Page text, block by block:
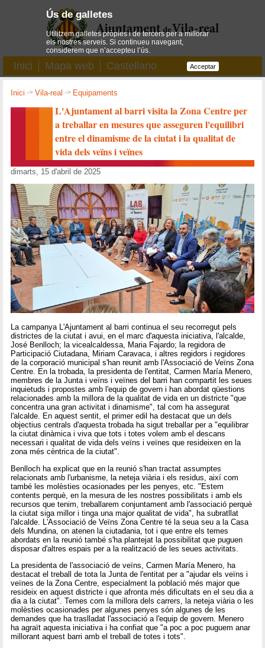
Inici Mapa web Castellano
Inici ->Vila-real -> Equipaments
L'Ajuntament al barri visita la Zona Centre per
a treballar en mesures que asseguren l'equilibri
entre el dinamisme de la ciutat i la qualitat de
vida dels veïns i veïnes
dimarts, 15 d'abril de 2025
La campanya L'Ajuntament al barri continua el seu recorregut pels
districtes de la ciutat i avui, en el marc d'aquesta iniciativa, l'alcalde,
José Benlloch; la vicealcaldessa, Maria Fajardo; la regidora de
Participació Ciutadana, Miriam Caravaca, i altres regidors i regidores
de la corporació municipal s'han reunit amb l'Associació de Veïns Zona
Centre. En la trobada, la presidenta de l'entitat, Carmen María Menero,
membres de la Junta i veïns i veïnes del barri han compartit les seues
inquietuds i propostes amb l'equip de govern i han abordat qüestions
relacionades amb la millora de la qualitat de vida en un districte "que
concentra una gran activitat i dinamisme", tal com ha assegurat
l'alcalde. En aquest sentit, el primer edil ha destacat que un dels
objectius centrals d'aquesta trobada ha sigut treballar per a "equilibrar
la ciutat dinàmica i viva que tots i totes volem amb el descans
necessari i qualitat de vida dels veïns i veïnes que resideixen en la
zona més cèntrica de la ciutat".
Benlloch ha explicat que en la reunió s'han tractat assumptes
relacionats amb l'urbanisme, la neteja viària i els residus, així com
també les molèsties ocasionades per les penyes, etc. "Estem
contents perquè, en la mesura de les nostres possibilitats i amb els
recursos que tenim, treballarem conjuntament amb l'associació perquè
la ciutat siga millor i tinga una major qualitat de vida", ha subratllat
l'alcalde. L'Associació de Veïns Zona Centre té la seua seu a la Casa
dels Mundina, on atenen la ciutadania, tot i que entre els temes
abordats en la reunió també s'ha plantejat la possibilitat que puguen
disposar d'altres espais per a la realització de les seues activitats.
La presidenta de l'associació de veïns, Carmen María Menero, ha
destacat el treball de tota la Junta de l'entitat per a "ajudar els veïns i
veïnes de la Zona Centre, especialment la població més major que
resideix en aquest districte i que afronta més dificultats en el seu dia a
dia a la ciutat". Temes com la millora dels carrers, la neteja viària o les
molèsties ocasionades per algunes penyes són algunes de les
demandes que ha traslladat l'associació a l'equip de govern. Menero
ha agraït aquesta iniciativa i ha confiat que "a poc a poc puguem anar
millorant aquest barri amb el treball de totes i tots".
Ús de galletes
Utilitzem galletes pròpies i de tercers per a millorar
els nostres serveis. Si continueu navegant,
considerem que n’accepteu l’ús.
Acceptar